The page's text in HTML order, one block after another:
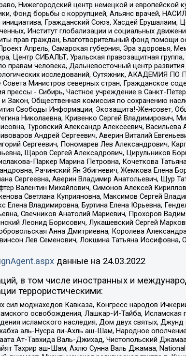
Нижегородский центр немецкой и европейской
Фонд борьбы с коррупцией, Альянс врачей,
Гражданский Союз, Хасдей Ерушалаим,
Институт глобализации и социальных
прав граждан, Благотворительный фонд помощи
Апрель, Самарская губерния, Эра здоровья,
Центр СИБАЛЬТ, Уральская правозащитная
правам человека, Дальневосточный центр
исследований, Сутяжник, АКАДЕМИЯ
Министров северных стран, Гражданское
прессы - Сибирь, Частное учреждение в Санкт-
Закон, Общественная комиссия по сохранению
Свободы Информации, Экозащита!-Женсовет,
Николаевна, Кривенко Сергей Владимирович,
Туровский Александр Алексеевич, Васильева
Андрей Сергеевич, Аверин Виталий
Сергеевич, Пономарев Лев Александрович,
Щаров Сергей Алексадрович, Цирульников
Паркер Марина Петровна, Кочеткова
Рачинский Ян Збигневич, Жемкова Елена
Сергеевна, Аверин Владимир Анатольевич, Щур
Валентин Михайлович, Симонов Алексей
Светлана Куприяновна, Максимов Сергей
Елена Владимировна, Буртина Елена Юрьевна,
Свечников Анатолий Мариевич, Прохоров
Леонид Борисович, Лукашевский Сергей
Анна Дмитриевна, Королева
Лев Семенович, Локшина Татьяна
данные на 24.03.2022
в том числе иностранных и
террористическими:
моджахедов Кавказа, Конгресс народов
освобождения, Лашкар-И-Тайба, Исламская
исламского наследия, Дом двух святых,
аль-Нусра ли-Ахль аш-Шам, Народное
Ат-Тавхида Валь-Джихад, Чистопольский
Тахрир аш-Шам, Ахлю Сунна Валь Джамаа, National